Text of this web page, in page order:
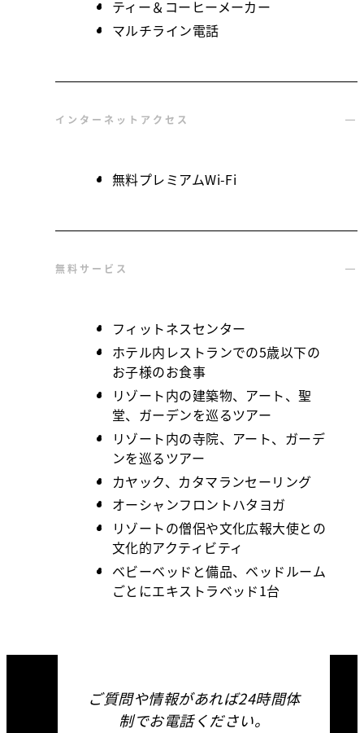
ティー＆コーヒーメーカー
マルチライン電話
インターネットアクセス
無料プレミアムWi-Fi
無料サービス
フィットネスセンター
ホテル内レストランでの5歳以下の
お子様のお食事
リゾート内の建築物、アート、聖
堂、ガーデンを巡るツアー
リゾート内の寺院、アート、ガーデ
ンを巡るツアー
カヤック、カタマランセーリング
オーシャンフロントハタヨガ
リゾートの僧侶や文化広報大使との
文化的アクティビティ
ベビーベッドと備品、ベッドルーム
ごとにエキストラベッド1台
ご質問や情報があれば24時間体
制でお電話ください。